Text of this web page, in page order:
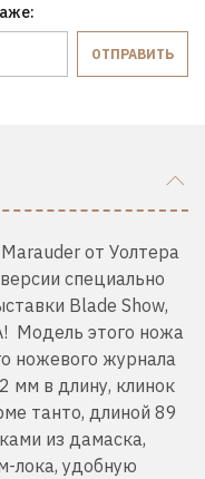
ОТПРАВИТЬ
от Уолтера
специально
Blade Show,
Модель этого ножа
ножевого журнала
мм в длину, клинок
танто, длиной 89
из дамаска,
лока, удобную